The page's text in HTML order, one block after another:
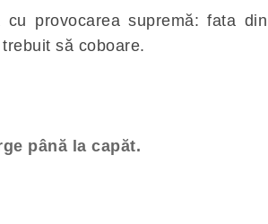
provocarea supremă: fata din
să coboare.
până la capăt.